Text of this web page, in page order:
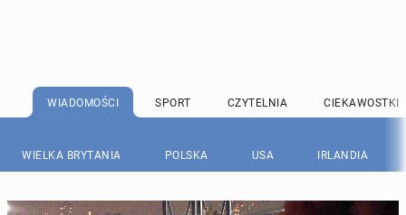
WIADOMOŚCI SPORT CZYTELNIA CIEKAWOSTKI
WIELKA BRYTANIA POLSKA USA IRLANDIA